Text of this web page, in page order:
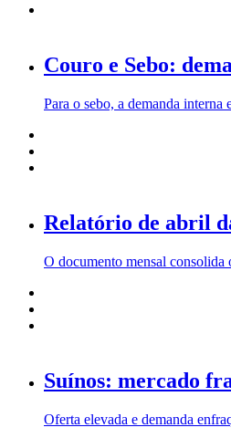
Couro e Sebo:
Para o sebo, a demanda interna
Relatório de abril
O documento mensal consolida
Suínos: mercado
Oferta elevada e demanda